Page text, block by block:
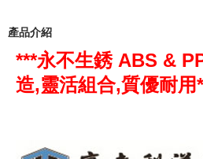
產品介紹
***永不生銹 ABS &
造,靈活組合,質優耐用*